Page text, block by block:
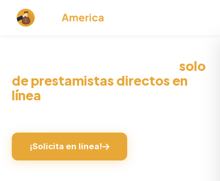
solo
de prestamistas directos en
línea
¡Solicita en línea!